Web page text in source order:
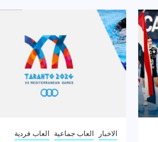
الاخبار العاب جماعية العاب فردية